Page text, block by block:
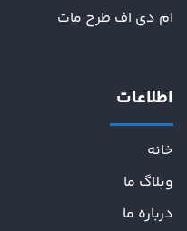
ام دی اف طرح مات
اطلاعات
خانه
وبلاگ ما
درباره ما